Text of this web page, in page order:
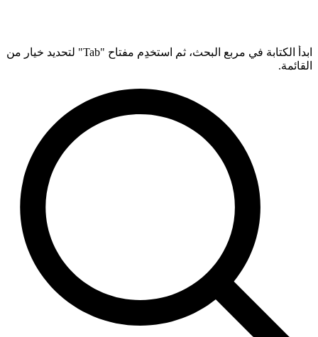
ابدأ الكتابة في مربع البحث، ثم استخدِم مفتاح "Tab" لتحديد خيار من
القائمة.